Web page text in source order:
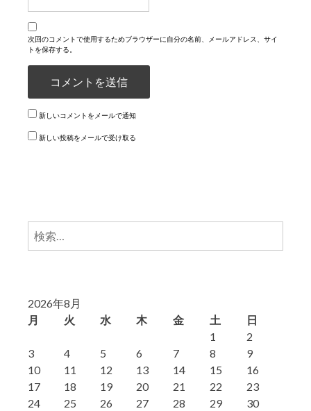
次回のコメントで使用するためブラウザーに自分の名前、メールアドレス、サイ
トを保存する。
新しいコメントをメールで通知
新しい投稿をメールで受け取る
検
2026年8月
月
火 水 木 金 土 日
1
2
3
4 5 6 7 8
9
10
11 12 13 14 15
16
17
18 19 20 21 22
23
24
25 26 27 28 29
30